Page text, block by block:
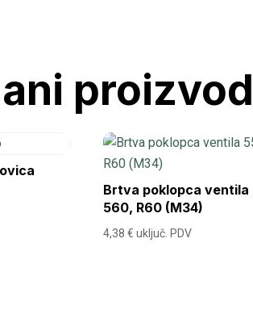
Brtva poklopca ventila
560, R60 (M34)
4,38€ uključ. PDV